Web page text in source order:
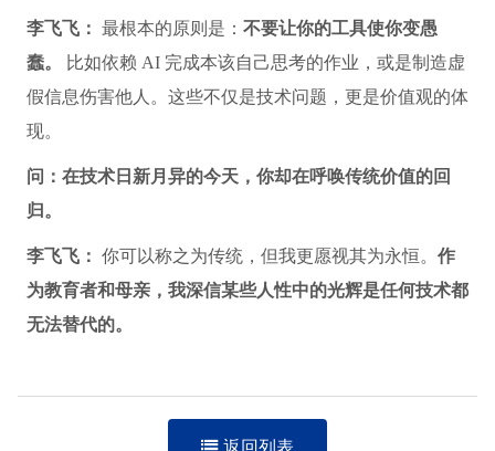
李飞飞： 最根本的原则是： 不要让你的工具使你变愚
蠢。
比如依赖 AI 完成本该自己思考的作业，或是制造虚
假信息伤害他人。这些不仅是技术问题，更是价值观的体
现。
问：在技术日新月异的今天，你却在呼唤传统价值的回
归。
李飞飞： 你可以称之为传统，但我更愿视其为永恒。 作
为教育者和母亲，我深信某些人性中的光辉是任何技术都
无法替代的。
返回列表